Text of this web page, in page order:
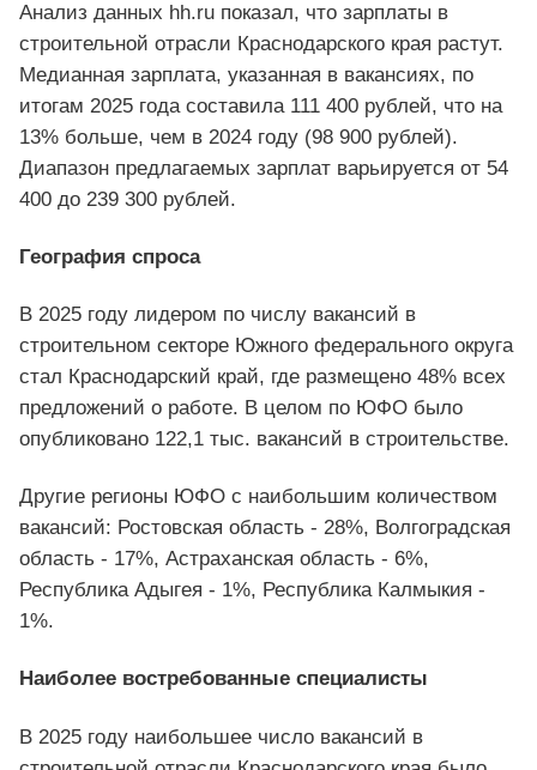
Анализ данных hh.ru показал, что зарплаты в
строительной отрасли Краснодарского края растут.
Медианная зарплата, указанная в вакансиях, по
итогам 2025 года составила 111 400 рублей, что на
13% больше, чем в 2024 году (98 900 рублей).
Диапазон предлагаемых зарплат варьируется от 54
400 до 239 300 рублей.
География спроса
В 2025 году лидером по числу вакансий в
строительном секторе Южного федерального округа
стал Краснодарский край, где размещено 48% всех
предложений о работе. В целом по ЮФО было
опубликовано 122,1 тыс. вакансий в строительстве.
Другие регионы ЮФО с наибольшим количеством
вакансий: Ростовская область - 28%, Волгоградская
область - 17%, Астраханская область - 6%,
Республика Адыгея - 1%, Республика Калмыкия -
1%.
Наиболее востребованные специалисты
В 2025 году наибольшее число вакансий в